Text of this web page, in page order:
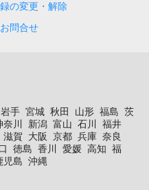
の変更・解除
問合せ
岩手 宮城 秋田 山形 福島 茨
奈川 新潟 富山 石川
福井
滋賀 大阪 京都 兵庫 奈良
徳島 香川 愛媛 高知 福
児島 沖縄